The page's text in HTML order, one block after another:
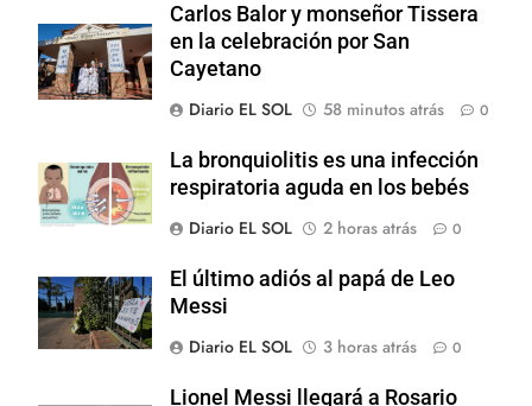
Carlos Balor y monseñor Tissera
en la celebración por San
Cayetano
Diario EL SOL
58 minutos atrás 0
La bronquiolitis es una infección
respiratoria aguda en los bebés
Diario EL SOL
2 horas atrás 0
El último adiós al papá de Leo
Messi
Diario EL SOL
3 horas atrás 0
Lionel Messi llegará a Rosario